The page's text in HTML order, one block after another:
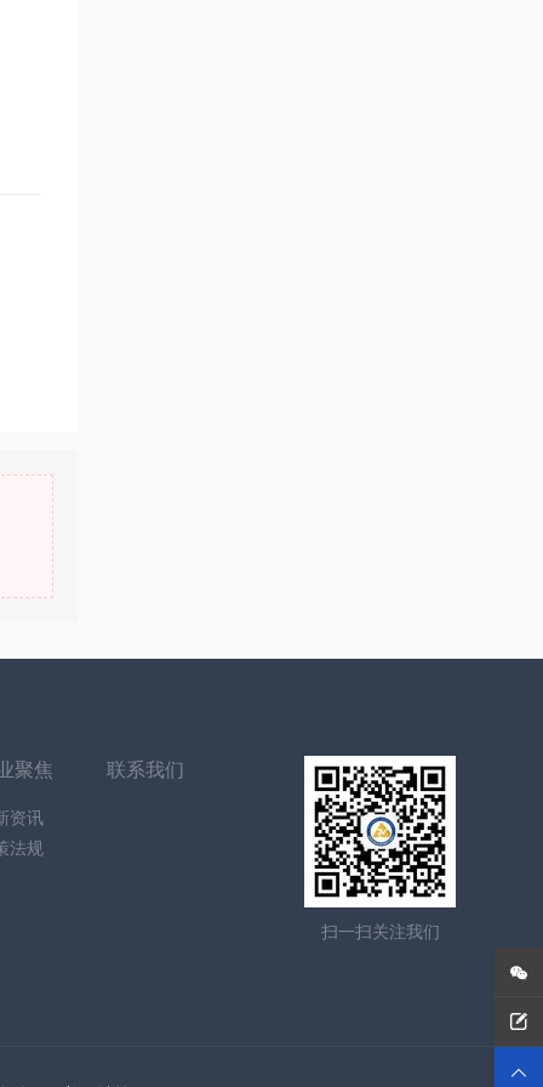
聚焦
资讯
法规
联系我们
扫一扫关注我们


